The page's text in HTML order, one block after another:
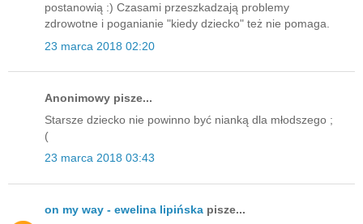
postanowią :) Czasami przeszkadzają problemy
zdrowotne i poganianie "kiedy dziecko" też nie pomaga.
23 marca 2018 02:20
Anonimowy pisze...
Starsze dziecko nie powinno być nianką dla młodszego ;
(
23 marca 2018 03:43
on my way - ewelina lipińska pisze...